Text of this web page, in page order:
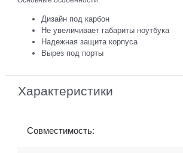
Дизайн под карбон
Не увеличивает габариты ноутбука
Надежная защита корпуса
Вырез под порты
Характеристики
Совместимость: